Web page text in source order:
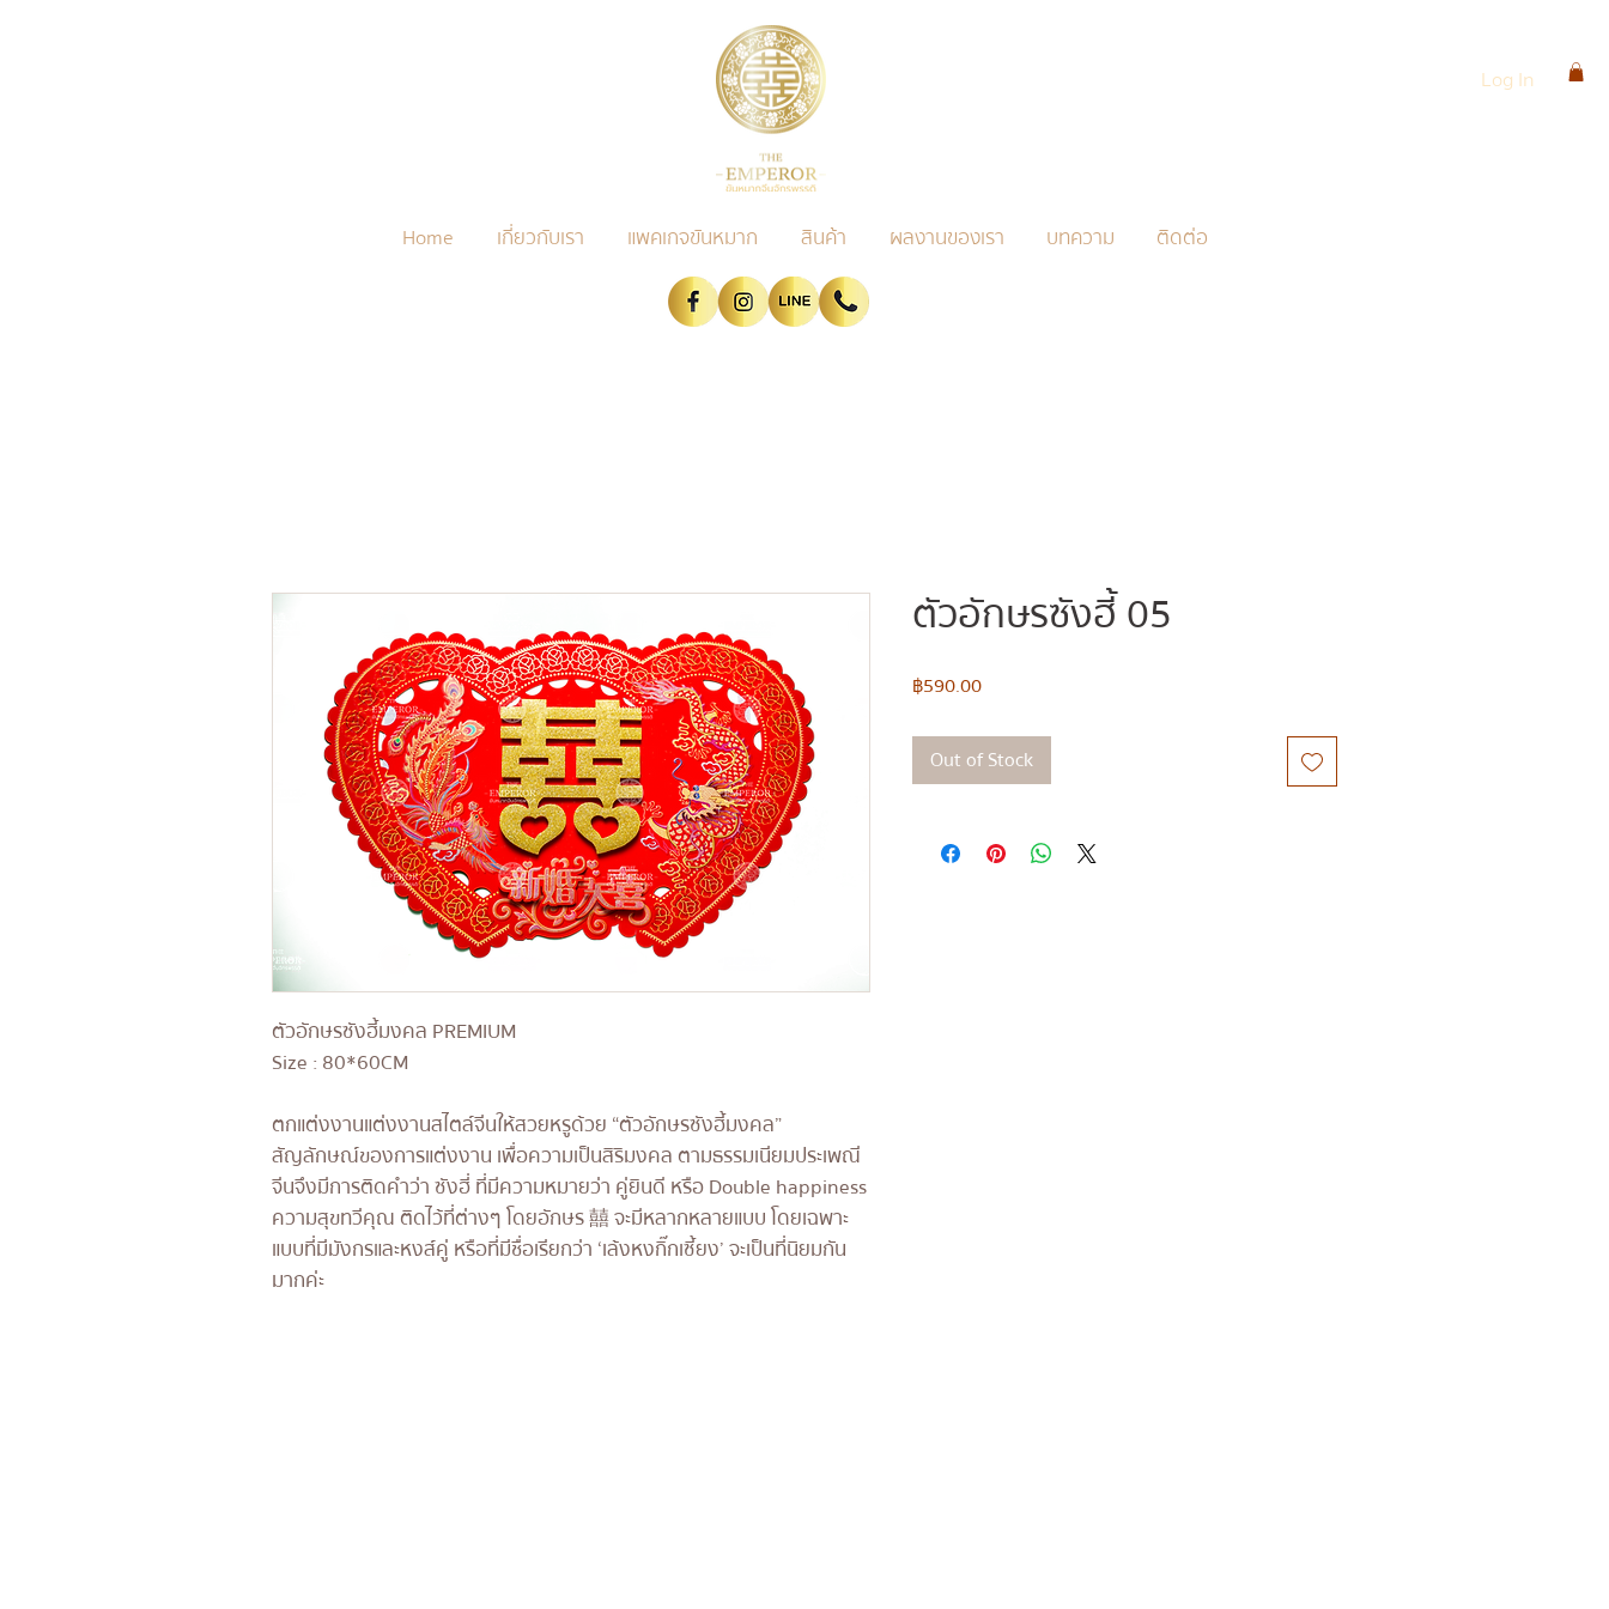
Home เกี่ยวกับเรา แพคเกจขันหมาก สินค้า ผลงานของเรา บทความ ติดต่อ
ตัวอักษรซังฮี้มงคล PREMIUM
Size : 80*60 CM
ตกแต่งงานแต่งงานสไตล์จีนให้สวยหรูด้วย “ตัวอักษรซังฮี้มงคล”
สัญลักษณ์ของการแต่งงาน เพื่อความเป็นสิริมงคล ตามธรรมเนียมประเพณี
จีนจึงมีการติดคำว่า ซังฮี่ ที่มีความหมายว่า คู่ยินดี หรือ Double happiness
ความสุขทวีคุณ ติดไว้ที่ต่างๆ โดยอักษร 囍 จะมีหลากหลายแบบ โดยเฉพาะ
แบบที่มีมังกรและหงส์คู่ หรือที่มีชื่อเรียกว่า ‘เล้งหงกิ๊กเซี้ยง’ จะเป็นที่นิยมกัน
มากค่ะ
ตัวอักษรซังฮี้ 05
฿590.00Price
Out of Stock
Log In